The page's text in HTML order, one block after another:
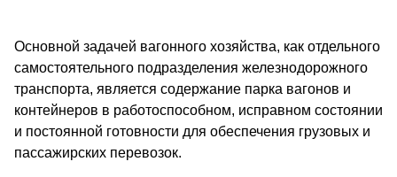
Основной задачей вагонного хозяйства, как отдельного
самостоятельного подразделения железнодорожного
транспорта, является содержание парка вагонов и
контейнеров в работоспособном, исправном состоянии
и постоянной готовности для обеспечения грузовых и
пассажирских перевозок.